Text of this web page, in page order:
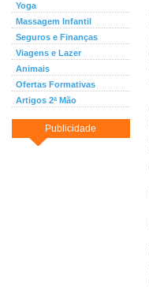
Yoga
Massagem Infantil
Seguros e Finanças
Viagens e Lazer
Animais
Ofertas Formativas
Artigos 2ª Mão
Publicidade